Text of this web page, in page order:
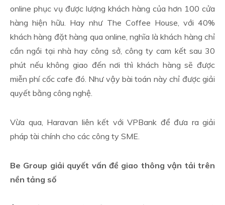
online phục vụ được lượng khách hàng của hơn 100 cửa
hàng hiện hữu. Hay như The Coffee House, với 40%
khách hàng đặt hàng qua online, nghĩa là khách hàng chỉ
cần ngồi tại nhà hay công sở, công ty cam kết sau 30
phút nếu không giao đến nơi thì khách hàng sẽ được
miễn phí cốc cafe đó. Như vậy bài toán này chỉ được giải
quyết bằng công nghệ.
Vừa qua, Haravan liên kết với VPBank để đưa ra giải
pháp tài chính cho các công ty SME.
Be Group giải quyết vấn đề giao thông vận tải trên
nền tảng số